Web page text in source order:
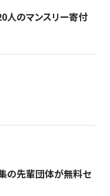
人のマンスリー寄付
の先輩団体が無料セ